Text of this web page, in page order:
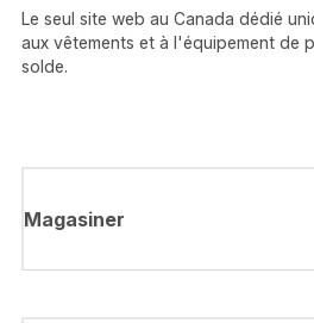
Le seul site web au Canada dédié
aux vêtements et à l'équipement de
solde.
Magasiner